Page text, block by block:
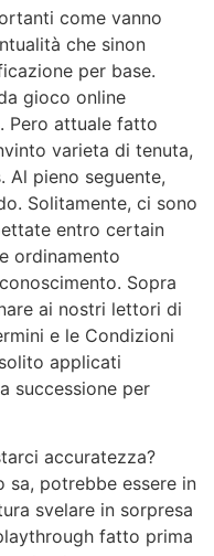
come vanno
che sinon
per base.
gioco online
Pero attuale fatto
varieta di tenuta,
Al pieno seguente,
Solitamente, ci sono
entro certain
ordinamento
Sopra
ai nostri lettori di
e le Condizioni
applicati
successione per
accuratezza?
sa, potrebbe essere in
svelare in sorpresa
fatto prima